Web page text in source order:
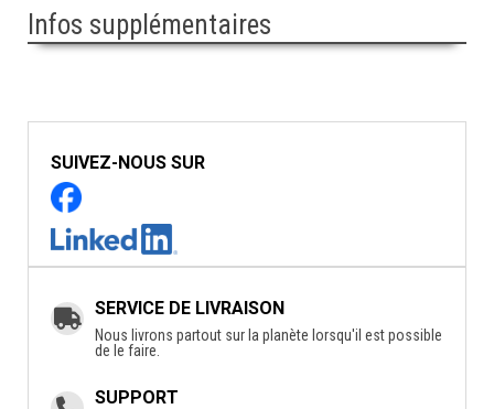
Infos supplémentaires
SUIVEZ-NOUS SUR
SERVICE DE LIVRAISON
Nous livrons partout sur la planète lorsqu'il est possible
de le faire.
SUPPORT